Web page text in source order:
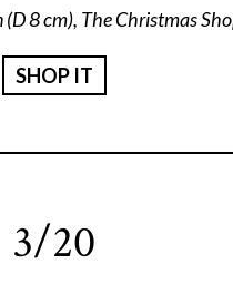
8 cm), The Christmas
SHOP IT
3/20